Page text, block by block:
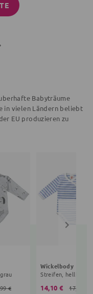
Babyträume
in vielen Ländern beliebt
EU produzieren zu
€
Wickelbody
Streifen, hellblau
14,10 € 17,99 €